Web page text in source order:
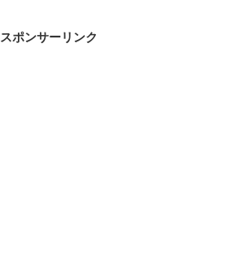
スポンサーリンク